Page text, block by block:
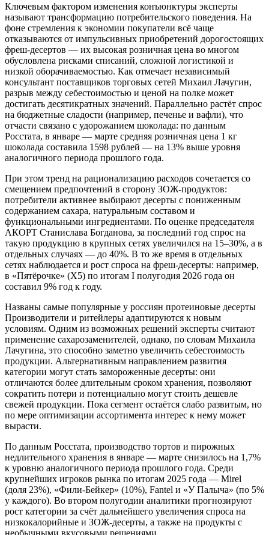
Ключевым фактором изменения конъюнктуры эксперты
называют трансформацию потребительского поведения. На
фоне стремления к экономии покупатели всё чаще
отказываются от импульсивных приобретений дорогостоящих
фреш‑десертов — их высокая розничная цена во многом
обусловлена рисками списаний, сложной логистикой и
низкой оборачиваемостью. Как отмечает независимый
консультант поставщиков торговых сетей Михаил Лачугин,
разрыв между себестоимостью и ценой на полке может
достигать десятикратных значений. Параллельно растёт спрос
на бюджетные сладости (например, печенье и вафли), что
отчасти связано с удорожанием шоколада: по данным
Росстата, в январе — марте средняя розничная цена 1 кг
шоколада составила 1598 рублей — на 13% выше уровня
аналогичного периода прошлого года.
При этом тренд на рационализацию расходов сочетается со
смещением предпочтений в сторону ЗОЖ‑продуктов:
потребители активнее выбирают десерты с пониженным
содержанием сахара, натуральным составом и
функциональными ингредиентами. По оценке председателя
АКОРТ Станислава Богданова, за последний год спрос на
такую продукцию в крупных сетях увеличился на 15–30%, а в
отдельных случаях — до 40%. В то же время в отдельных
сетях наблюдается и рост спроса на фреш‑десерты: например,
в «Пятёрочке» (X5) по итогам I полугодия 2026 года он
составил 9% год к году.
Названы самые популярные у россиян протеиновые десерты
Производители и ритейлеры адаптируются к новым
условиям. Одним из возможных решений эксперты считают
применение сахарозаменителей, однако, по словам Михаила
Лачугина, это способно заметно увеличить себестоимость
продукции. Альтернативным направлением развития
категории могут стать замороженные десерты: они
отличаются более длительным сроком хранения, позволяют
сократить потери и потенциально могут стоить дешевле
свежей продукции. Пока сегмент остаётся слабо развитым, но
по мере оптимизации ассортимента интерес к нему может
вырасти.
По данным Росстата, производство тортов и пирожных
недлительного хранения в январе — марте снизилось на 1,7%
к уровню аналогичного периода прошлого года. Среди
крупнейших игроков рынка по итогам 2025 года — Mirel
(доля 23%), «Фили‑Бейкер» (10%), Fantel и «У Палыча» (по 5%
у каждого). Во втором полугодии аналитики прогнозируют
рост категории за счёт дальнейшего увеличения спроса на
низкокалорийные и ЗОЖ‑десерты, а также на продукты с
необычными вкусовыми решениями.